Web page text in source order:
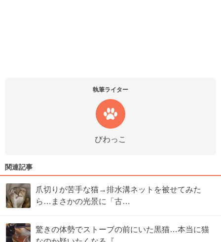
執筆ライター
びわっこ
関連記事
爪切りが苦手な猫→排水溝ネットを被せてみた
ら…まさかの光景に「古…
驚きの体勢でストーブの前にいた黒猫…本当に猫